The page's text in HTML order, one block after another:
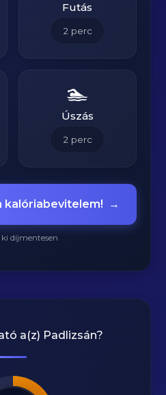
Futás
2 perc
🏊
Úszás
2 perc
kalóriabevitelem! →
díjmentesen
a(z) Padlizsán?